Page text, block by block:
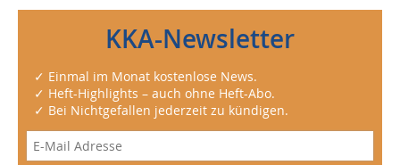
KKA-Newsletter
✓ Einmal im Monat kostenlose News.
✓ Heft-Highlights – auch ohne Heft-Abo.
✓ Bei Nichtgefallen jederzeit zu kündigen.